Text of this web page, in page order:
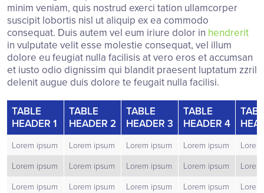
minim veniam, quis nostrud exerci tation ullamcorper
suscipit lobortis nisl ut aliquip ex ea commodo
consequat. Duis autem vel eum iriure dolor in hendrerit
in vulputate velit esse molestie consequat, vel illum
dolore eu feugiat nulla facilisis at vero eros et accumsan
et iusto odio dignissim qui blandit praesent luptatum zzril
delenit augue duis dolore te feugait nulla facilisi.
TABLE
HEADER 1
TABLE
HEADER 2
TABLE
HEADER 3
TABLE
HEADER 4
Lorem ipsum Lorem ipsum Lorem ipsum Lorem ipsum
Lorem ipsum
Lorem ipsum Lorem ipsum Lorem ipsum
Lorem ipsum
Lorem ipsum Lorem ipsum Lorem ipsum